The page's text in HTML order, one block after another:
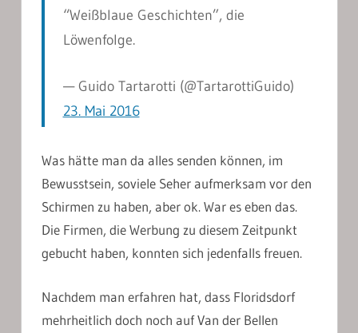
“Weißblaue Geschichten”, die
Löwenfolge.
— Guido Tartarotti (@TartarottiGuido)
23. Mai 2016
Was hätte man da alles senden können, im
Bewusstsein, soviele Seher aufmerksam vor den
Schirmen zu haben, aber ok. War es eben das.
Die Firmen, die Werbung zu diesem Zeitpunkt
gebucht haben, konnten sich jedenfalls freuen.
Nachdem man erfahren hat, dass Floridsdorf
mehrheitlich doch noch auf Van der Bellen